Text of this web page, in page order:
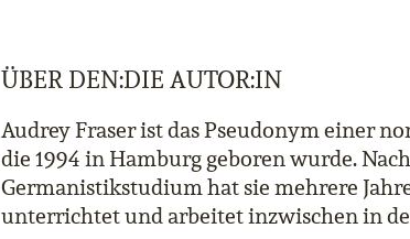
ÜBER DEN:DIE AUTOR:IN
Audrey Fraser ist das Pseudonym einer
die 1994 in Hamburg geboren wurde.
Germanistikstudium hat sie mehrere
unterrichtet und arbeitet inzwischen in